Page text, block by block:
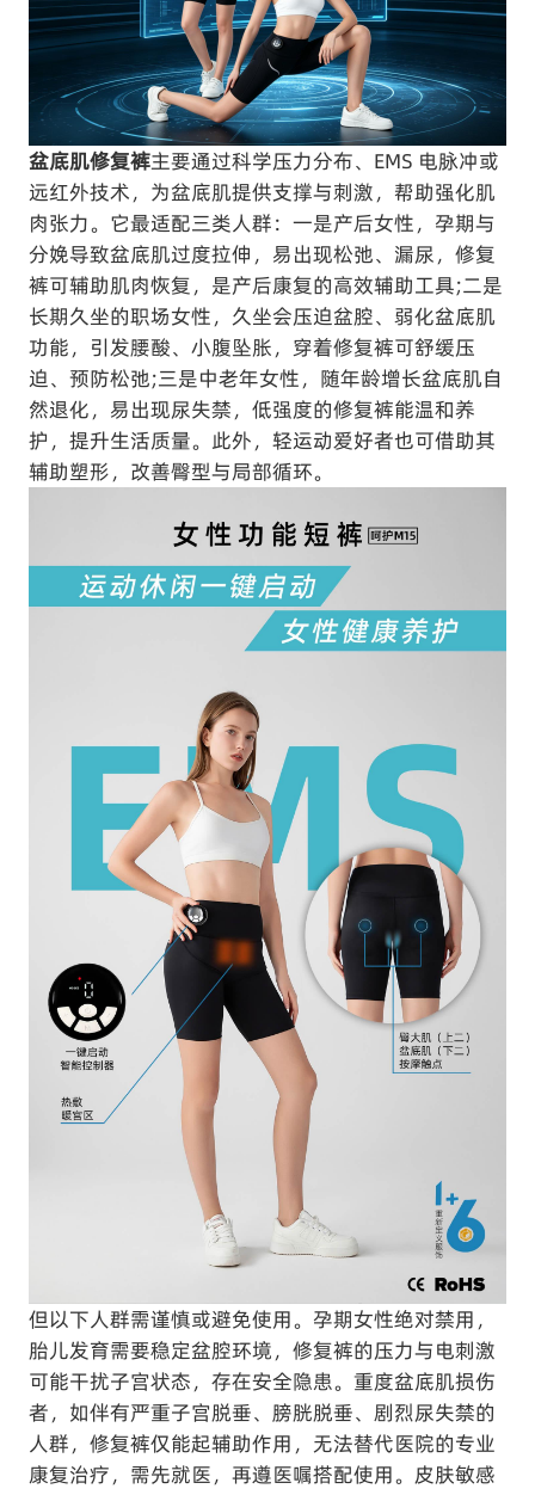
盆底肌修复裤主要通过科学压力分布、EMS 电脉冲或
远红外技术，为盆底肌提供支撑与刺激，帮助强化肌
肉张力。它最适配三类人群：一是产后女性，孕期与
分娩导致盆底肌过度拉伸，易出现松弛、漏尿，修复
裤可辅助肌肉恢复，是产后康复的高效辅助工具;二是
长期久坐的职场女性，久坐会压迫盆腔、弱化盆底肌
功能，引发腰酸、小腹坠胀，穿着修复裤可舒缓压
迫、预防松弛;三是中老年女性，随年龄增长盆底肌自
然退化，易出现尿失禁，低强度的修复裤能温和养
护，提升生活质量。此外，轻运动爱好者也可借助其
辅助塑形，改善臀型与局部循环。
但以下人群需谨慎或避免使用。孕期女性绝对禁用，
胎儿发育需要稳定盆腔环境，修复裤的压力与电刺激
可能干扰子宫状态，存在安全隐患。重度盆底肌损伤
者，如伴有严重子宫脱垂、膀胱脱垂、剧烈尿失禁的
人群，修复裤仅能起辅助作用，无法替代医院的专业
康复治疗，需先就医，再遵医嘱搭配使用。皮肤敏感